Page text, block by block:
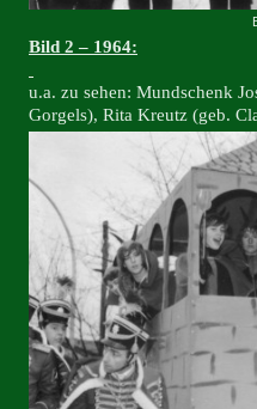
Bild 2 – 1964:
u.a. zu sehen: Mundschenk
Gorgels), Rita Kreutz (geb.